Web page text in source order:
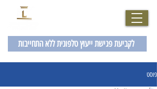
לקביעת פגישת ייעוץ טלפונית ללא התחייבות
פוסט